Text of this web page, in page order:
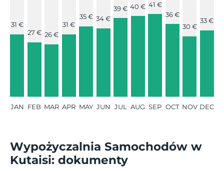
31 €
JAN
27 €
FEB
26 €
MAR
31 €
APR
35 €
MAY
34 €
JUN
39 €
JUL
40 €
AUG
41 €
SEP
36 €
OCT
30 €
NOV
33 €
DEC
Wypożyczalnia Samochodów w
Kutaisi: dokumenty